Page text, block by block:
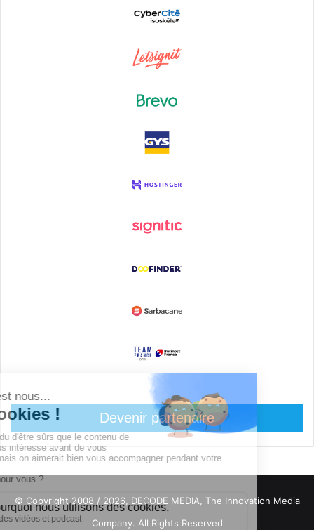
Devenir partenaire
© Copyright 2008 / 2026, DECODE MEDIA, The Innovation Media
Company. All Rights Reserved